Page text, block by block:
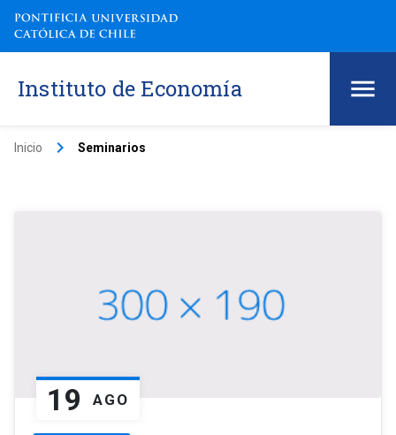
Instituto de Economía
Inicio keyboard_arrow_right Seminarios
19 AGO